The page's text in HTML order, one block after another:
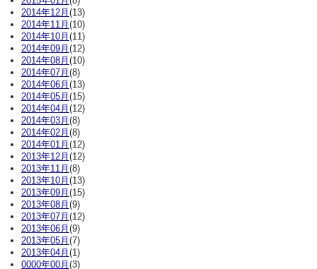
2014年12月(13)
2014年11月(10)
2014年10月(11)
2014年09月(12)
2014年08月(10)
2014年07月(8)
2014年06月(13)
2014年05月(15)
2014年04月(12)
2014年03月(8)
2014年02月(8)
2014年01月(12)
2013年12月(12)
2013年11月(8)
2013年10月(13)
2013年09月(15)
2013年08月(9)
2013年07月(12)
2013年06月(9)
2013年05月(7)
2013年04月(1)
0000年00月(3)